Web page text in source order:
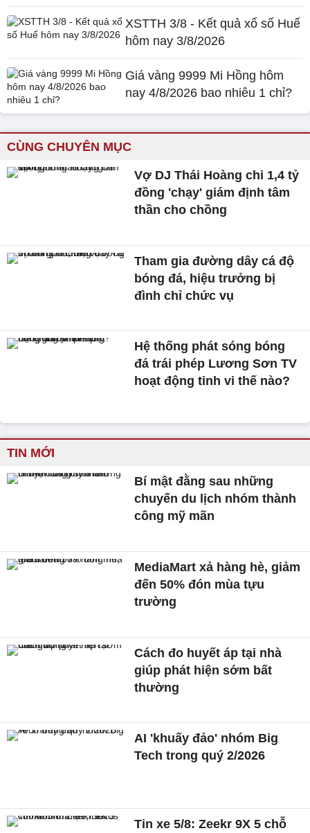
XSTTH 3/8 - Kết quả xổ số Huế
hôm nay 3/8/2026
Giá vàng 9999 Mi Hồng hôm
nay 4/8/2026 bao nhiêu 1 chỉ?
CÙNG CHUYÊN MỤC
Vợ DJ Thái Hoàng chi 1,4 tỷ
đồng 'chạy' giám định tâm
thần cho chồng
Tham gia đường dây cá độ
bóng đá, hiệu trưởng bị
đình chỉ chức vụ
Hệ thống phát sóng bóng
đá trái phép Lương Sơn TV
hoạt động tinh vi thế nào?
TIN MỚI
Bí mật đằng sau những
chuyến du lịch nhóm thành
công mỹ mãn
MediaMart xả hàng hè, giảm
đến 50% đón mùa tựu
trường
Cách đo huyết áp tại nhà
giúp phát hiện sớm bất
thường
AI 'khuấy đảo' nhóm Big
Tech trong quý 2/2026
Tin xe 5/8: Zeekr 9X 5 chỗ